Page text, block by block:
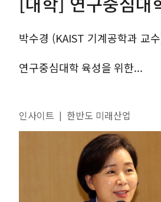
박수경 (KAIST 기계공학과 교
연구중심대학 육성을 위한...
인사이트 | 한반도 미래산업